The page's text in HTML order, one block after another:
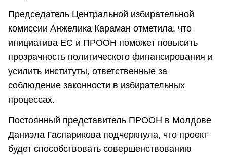
Председатель Центральной избирательной
комиссии Анжелика Караман отметила, что
инициатива ЕС и ПРООН поможет повысить
прозрачность политического финансирования и
усилить институты, ответственные за
соблюдение законности в избирательных
процессах.
Постоянный представитель ПРООН в Молдове
Даниэла Гаспарикова подчеркнула, что проект
будет способствовать совершенствованию